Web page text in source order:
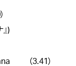
)
　　（3.41）